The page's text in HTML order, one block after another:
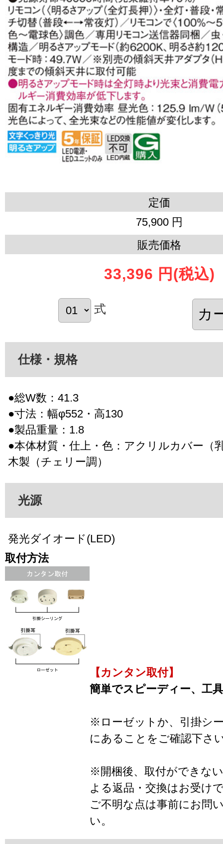
定価
75,900 円
販売価格
33,396 円 (税込)
式
仕様・規格
●総W数：41.3
●寸法：幅φ552・高130
●製品重量：1.8
●本体材質・仕上・色：アクリルカバー（
木製（チェリー調）
光源
発光ダイオード(LED)
取付方法
【カンタン取付】
簡単でスピーディー、工
※ローゼットか、引掛シ
にあることをご確認下さ
※開梱後、取付ができな
よる返品・交換はお受け
ご不明な点は事前にお問
い。